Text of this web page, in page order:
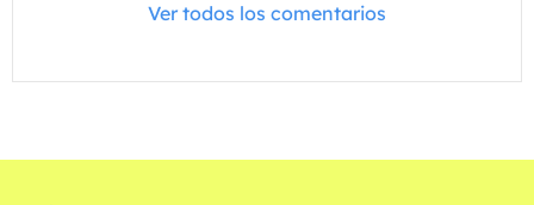
Ver todos los comentarios